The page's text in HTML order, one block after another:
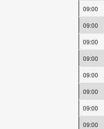
09:00
09:00
09:00
09:00
09:00
09:00
09:00
09:00